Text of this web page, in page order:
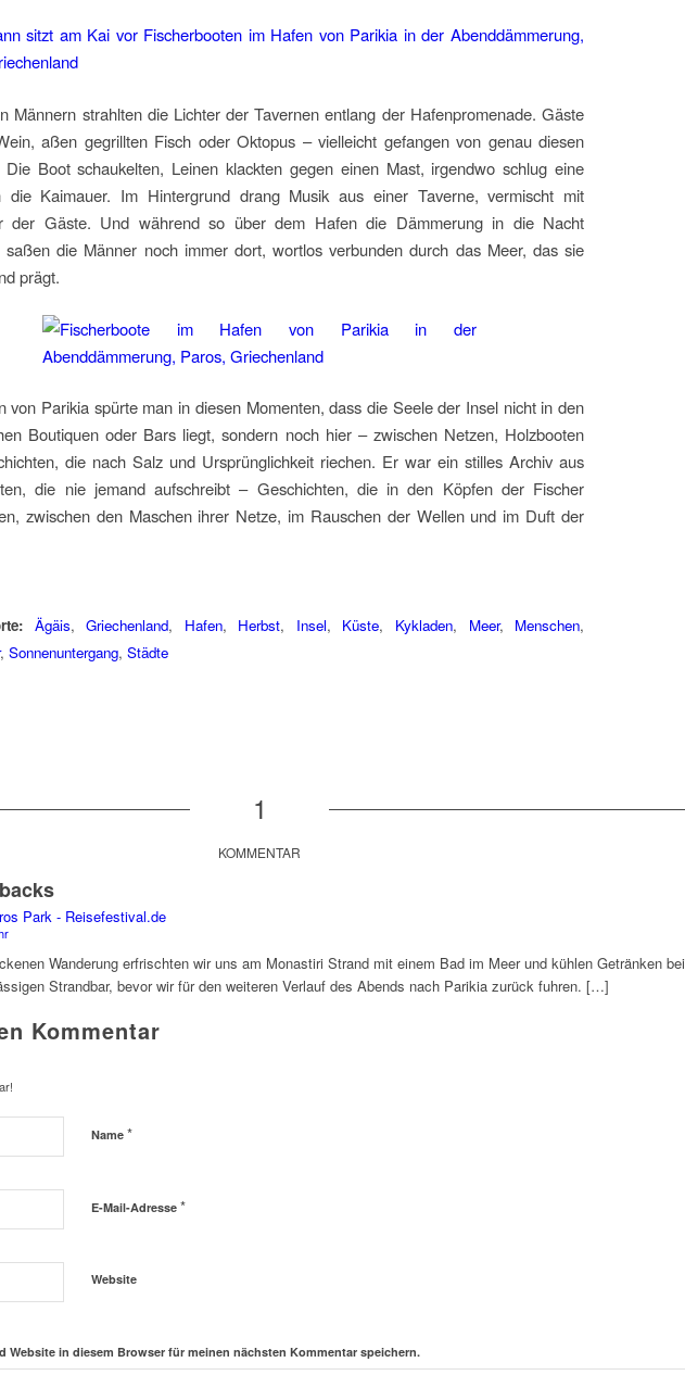
Männern strahlten die Lichter der Tavernen entlang der Hafenpromenade. Gäste
aßen gegrillten Fisch oder Oktopus – vielleicht gefangen von genau diesen
Die Boot schaukelten, Leinen klackten gegen einen Mast, irgendwo schlug eine
die Kaimauer. Im Hintergrund drang Musik aus einer Taverne, vermischt mit
der Gäste. Und während so über dem Hafen die Dämmerung in die Nacht
saßen die Männer noch immer dort, wortlos verbunden durch das Meer, das sie
prägt.
von Parikia spürte man in diesen Momenten, dass die Seele der Insel nicht in den
Boutiquen oder Bars liegt, sondern noch hier – zwischen Netzen, Holzbooten
die nach Salz und Ursprünglichkeit riechen. Er war ein stilles Archiv aus
die nie jemand aufschreibt – Geschichten, die in den Köpfen der Fischer
zwischen den Maschen ihrer Netze, im Rauschen der Wellen und im Duft der
Ägäis,Griechenland, Hafen, Herbst, Insel, Küste, Kykladen, Meer, Menschen,
, Sonnenuntergang, Städte
1
KOMMENTAR
Park - Reisefestival.de
Wanderung erfrischten wir uns am Monastiri Strand mit einem Bad im Meer und kühlen Getränken bei
Strandbar, bevor wir für den weiteren Verlauf des Abends nach Parikia zurück fuhren. […]
Kommentar
Name *
E-Mail-Adresse *
Website
Website in diesem Browser für meinen nächsten Kommentar speichern.